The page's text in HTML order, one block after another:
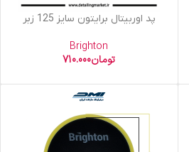
افزودن به سبد خرید
پد اوربیتال برایتون سایز 125 زبر
Brighton
تومان710.000